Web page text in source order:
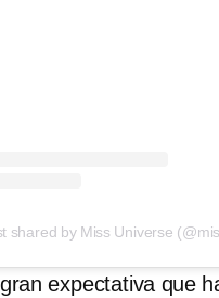
shared by Miss Universe
expectativa que